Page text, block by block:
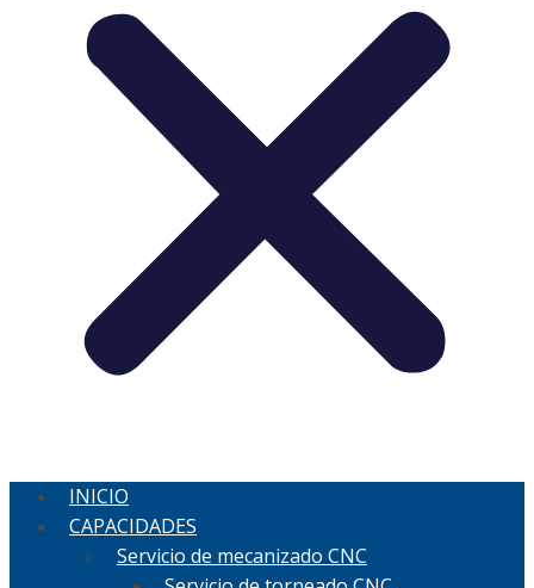
INICIO
CAPACIDADES
Servicio de mecanizado CNC